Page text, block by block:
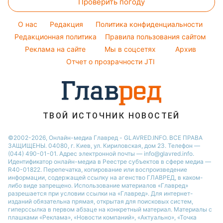
Новости Одессы
Советы от Андре Тана
Женские стрижки
Уборка
Авто
Денежная помощь
Тарифы
Курс валют
O нас Редакция
Политика конфиденциальности
Редакционная политика
Правила пользования сайтом
Реклама на сайте
Мы в соцсетях
Архив
Отчет о прозрачности JTI
ТВОЙ ИСТОЧНИК НОВОСТЕЙ
©2002-2026, Онлайн-медиа Главред - GLAVRED.INFO. ВСЕ ПРАВА
ЗАЩИЩЕНЫ. 04080, г. Киев, ул. Кириловская, дом 23. Телефон —
(044) 490-01-01. Адрес электронной почты — info@glavred.info.
Идентификатор онлайн-медиа в Реестре cубъектов в сфере медиа —
R40-01822. Перепечатка, копирование или воспроизведение
информации, содержащей ссылку на агенство ГЛАВРЕД, в каком-
либо виде запрещено. Использование материалов «Главред»
разрешается при условии ссылки на «Главред». Для интернет-
изданий обязательна прямая, открытая для поисковых систем,
гиперссылка в первом абзаце на конкретный материал. Материалы с
плашками «Реклама», «Новости компаний», «Актуально», «Точка